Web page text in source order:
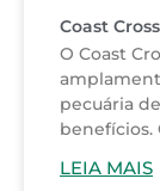
Coast
O Coast
pecuária
benefícios.
LEIA MAIS